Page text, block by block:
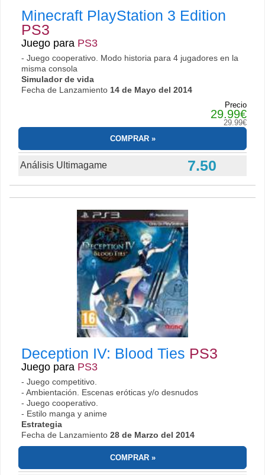
Minecraft PlayStation 3 Edition
PS3
Juego para PS3
- Juego cooperativo. Modo historia para 4 jugadores en la
misma consola
Simulador de vida
Fecha de Lanzamiento 14 de Mayo del 2014
Precio
29.99€
29.99€
COMPRAR
Análisis Ultimagame 7.50
Deception IV: Blood Ties PS3
Juego para PS3
- Juego competitivo.
- Ambientación. Escenas eróticas y/o desnudos
- Juego cooperativo.
- Estilo manga y anime
Estrategia
Fecha de Lanzamiento 28 de Marzo del 2014
COMPRAR